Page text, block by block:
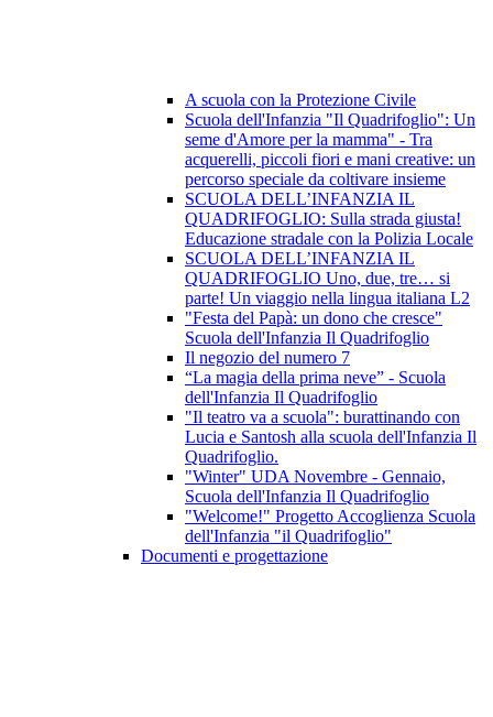
A scuola con la Protezione Civile
Scuola dell'Infanzia "Il Quadrifoglio": Un
seme d'Amore per la mamma" - Tra
acquerelli, piccoli fiori e mani creative: un
percorso speciale da coltivare insieme
SCUOLA DELL’INFANZIA IL
QUADRIFOGLIO: Sulla strada giusta!
Educazione stradale con la Polizia Locale
SCUOLA DELL’INFANZIA IL
QUADRIFOGLIO Uno, due, tre… si
parte! Un viaggio nella lingua italiana L2
"Festa del Papà: un dono che cresce"
Scuola dell'Infanzia Il Quadrifoglio
Il negozio del numero 7
“La magia della prima neve” - Scuola
dell'Infanzia Il Quadrifoglio
"Il teatro va a scuola": burattinando con
Lucia e Santosh alla scuola dell'Infanzia Il
Quadrifoglio.
"Winter" UDA Novembre - Gennaio,
Scuola dell'Infanzia Il Quadrifoglio
"Welcome!" Progetto Accoglienza Scuola
dell'Infanzia "il Quadrifoglio"
Documenti e progettazione